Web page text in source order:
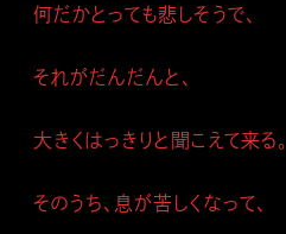
何だかとっても悲しそうで、
それがだんだんと、
大きくはっきりと聞こえて来る。
そのうち、息が苦しくなって、